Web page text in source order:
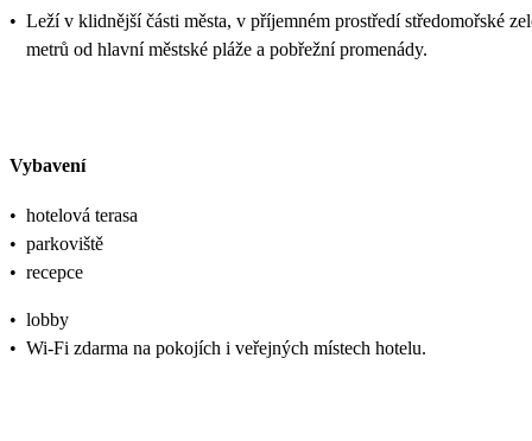
• Leží v klidnější části města, v příjemném prostředí středomořské
metrů od hlavní městské pláže a pobřežní promenády.
Vybavení
• hotelová terasa
• parkoviště
• recepce
• lobby
• Wi-Fi zdarma na pokojích i veřejných místech hotelu.